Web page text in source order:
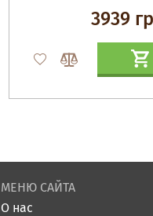
3939
МЕНЮ САЙТА
О нас